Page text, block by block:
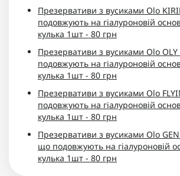
Презервативи з вусиками Olo
подовжують на гіалуроновій
кулька 1шт - 80 грн
Презервативи з вусиками Olo OLY
подовжують на гіалуроновій
кулька 1шт - 80 грн
Презервативи з вусиками Olo
подовжують на гіалуроновій
кулька 1шт - 80 грн
Презервативи з вусиками Olo
що подовжують на гіалуроновій
кулька 1шт - 80 грн